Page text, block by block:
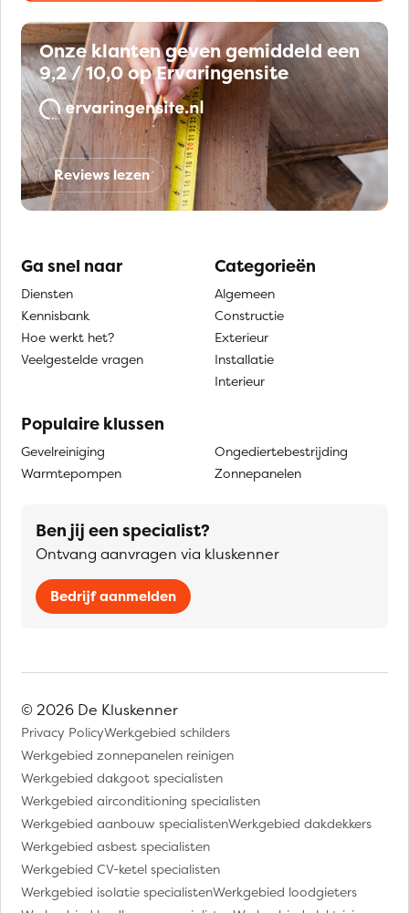
Onze klanten geven gemiddeld een
9,2 / 10,0 op Ervaringensite
Reviews lezen
Ga snel naar
Diensten
Kennisbank
Hoe werkt het?
Veelgestelde vragen
Categorieën
Algemeen
Constructie
Exterieur
Installatie
Interieur
Populaire klussen
Gevelreiniging
Warmtepompen
Ongediertebestrijding
Zonnepanelen
Ben jij een specialist?
Ontvang aanvragen via kluskenner
Bedrijf aanmelden
© 2026 De Kluskenner
Privacy PolicyWerkgebied schilders
Werkgebied zonnepanelen reinigen
Werkgebied dakgoot specialisten
Werkgebied airconditioning specialisten
Werkgebied aanbouw specialistenWerkgebied dakdekkers
Werkgebied asbest specialisten
Werkgebied CV-ketel specialisten
Werkgebied isolatie specialistenWerkgebied loodgieters